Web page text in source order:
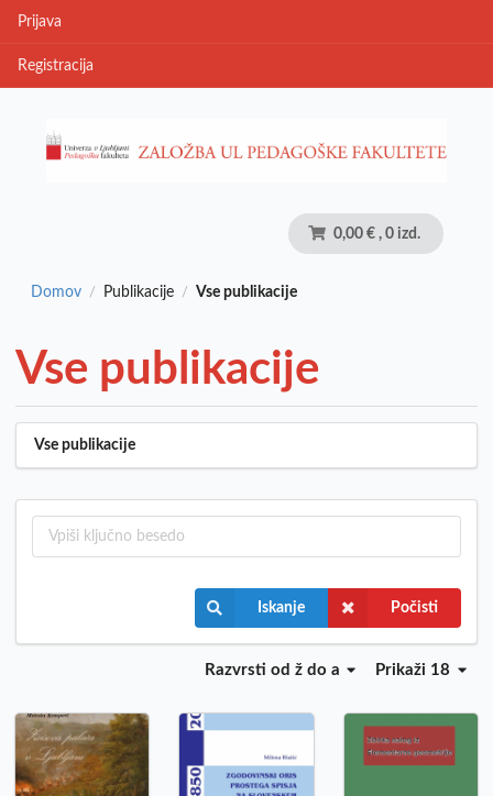
Prijava
Registracija
0,00 € , 0 izd.
Domov / Publikacije / Vse publikacije
Vse publikacije
Vse publikacije
Iskanje Počisti
Prikaži 18
Razvrsti od ž do a